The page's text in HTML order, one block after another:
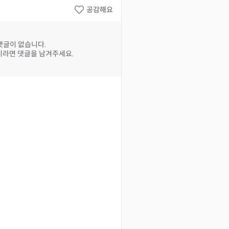
공감해요
글이 없습니다.
면 댓글을 남겨주세요.